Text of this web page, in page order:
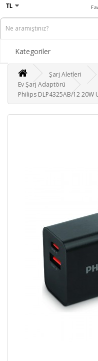
TL
Kategoriler
Şarj Aletleri
Ev Şarj Adaptörü
Philips DLP4325AB/12 20W